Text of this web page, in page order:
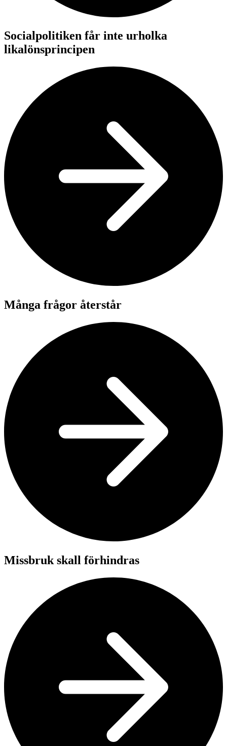
Socialpolitiken får inte urholka
likalönsprincipen
Många frågor återstår
Missbruk skall förhindras